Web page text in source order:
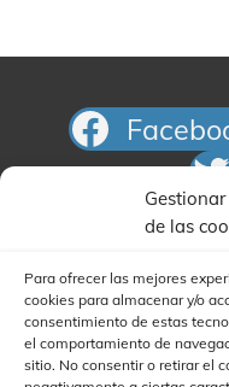
de las
Para ofrecer las mejores
cookies para almacenar y/o
consentimiento de estas
el comportamiento de
sitio. No consentir o retirar el